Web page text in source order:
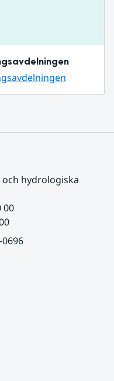
hydrologiska
00